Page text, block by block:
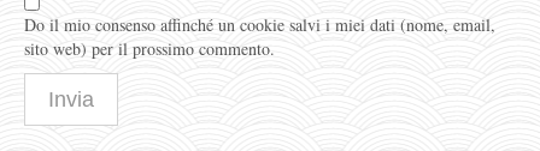
Do il mio consenso affinché un cookie salvi i miei dati (nome, email,
sito web) per il prossimo commento.